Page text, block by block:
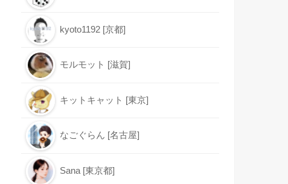
kyoto1192 [京都]
モルモット [滋賀]
キットキャット [東京]
なごぐらん [名古屋]
Sana [東京都]